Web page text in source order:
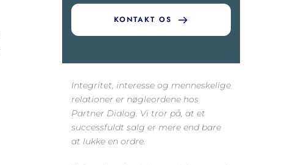
KONTAKT OS
Integritet, interesse og menneskelige
relationer er nøgleordene hos
Partner Dialog. Vi tror på, at et
successfuldt salg er mere end bare
at lukke en ordre.